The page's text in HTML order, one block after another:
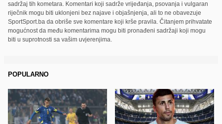
sadržaj tih kometara. Komentari koji sadrže vrijeđanja, psovanja i vulgaran
riječnik mogu biti uklonjeni bez najave i objašnjenja, ali to ne obavezuje
SportSport.ba da obriše sve komentare koji krše pravila. Čitanjem prihvatate
mogućnost da među komentarima mogu biti pronađeni sadržaji koji mogu
biti u suprotnosti sa vašim uvjerenjima.
POPULARNO